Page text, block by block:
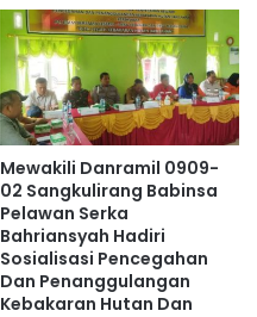
Mewakili Danramil 0909-
02 Sangkulirang Babinsa
Pelawan Serka
Bahriansyah Hadiri
Sosialisasi Pencegahan
Dan Penanggulangan
Kebakaran Hutan Dan